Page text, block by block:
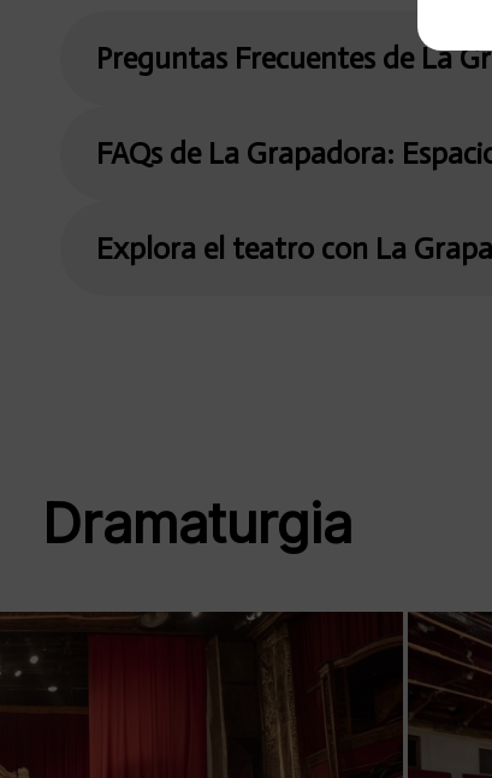
Preguntas Frecuentes de La
FAQs de La Grapadora:
Explora el teatro con La
Dramaturgia